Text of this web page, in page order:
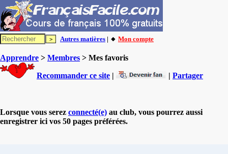
Autres matières | 🔸 Mon compte
Apprendre > Membres > Mes favoris
Recommander ce site | | Partager
Lorsque vous serez connecté(e) au club, vous pourrez aussi
enregistrer ici vos 50 pages préférées.